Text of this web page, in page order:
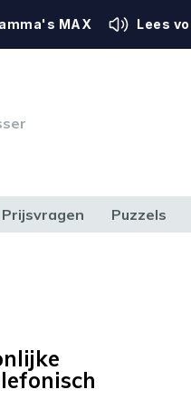
MAX Lees
Prijsvragen Puzzels